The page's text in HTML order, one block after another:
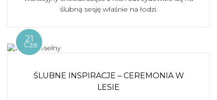
ślubną sesję właśnie na łodzi.
21
Cze
ŚLUBNE INSPIRACJE – CEREMONIA W
LESIE